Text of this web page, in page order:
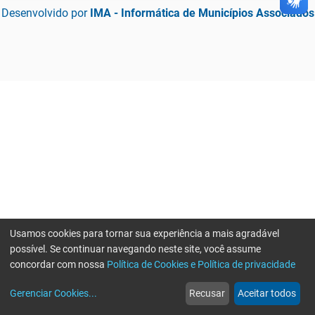
Desenvolvido por IMA - Informática de Municípios Associados
web
Notícias
more_horiz
Mais
Usamos cookies para tornar sua experiência a mais agradável
possível. Se continuar navegando neste site, você assume
concordar com nossa Política de Cookies e Política de privacidade
Gerenciar Cookies... Recusar Aceitar todos